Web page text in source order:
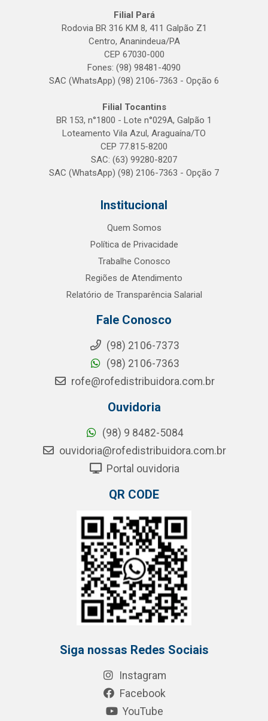
Filial Pará
Rodovia BR 316 KM 8, 411 Galpão Z1
Centro, Ananindeua/PA
CEP 67030-000
Fones: (98) 98481-4090
SAC (WhatsApp) (98) 2106-7363 - Opção 6
Filial Tocantins
BR 153, n°1800 - Lote n°029A, Galpão 1
Loteamento Vila Azul, Araguaína/TO
CEP 77.815-8200
SAC: (63) 99280-8207
SAC (WhatsApp) (98) 2106-7363 - Opção 7
Institucional
Quem Somos
Política de Privacidade
Trabalhe Conosco
Regiões de Atendimento
Relatório de Transparência Salarial
Fale Conosco
(98) 2106-7373
(98) 2106-7363
rofe@rofedistribuidora.com.br
Ouvidoria
(98) 9 8482-5084
ouvidoria@rofedistribuidora.com.br
Portal ouvidoria
QR CODE
Siga nossas Redes Sociais
Instagram
Facebook
YouTube